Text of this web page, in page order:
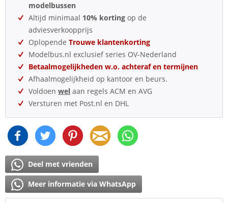
modelbussen
Altijd minimaal 10% korting op de
adviesverkoopprijs
Oplopende Trouwe klantenkorting
Modelbus.nl exclusief series OV-Nederland
Betaalmogelijkheden w.o. achteraf en termijnen
Afhaalmogelijkheid op kantoor en beurs.
Voldoen wel aan regels ACM en AVG
Versturen met Post.nl en DHL
Deel met vrienden
Meer informatie via WhatsApp